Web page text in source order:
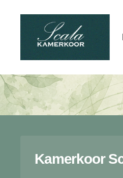
kamerkoor
Kamerkoor